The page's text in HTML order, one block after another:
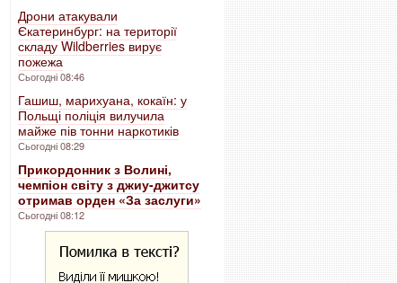
Дрони атакували
Єкатеринбург: на території
складу Wildberries вирує
пожежа
Сьогодні 08:46
Гашиш, марихуана, кокаїн: у
Польщі поліція вилучила
майже пів тонни наркотиків
Сьогодні 08:29
Прикордонник з Волині,
чемпіон світу з джиу-джитсу
отримав орден «За заслуги»
Сьогодні 08:12